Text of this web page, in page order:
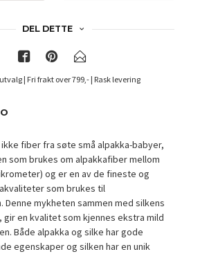
DEL DETTE
| Fri frakt over 799,- | Rask levering
fiber fra søte små alpakka-babyer,
som brukes om alpakkafiber mellom
og er en av de fineste og
som brukes til
Denne mykheten sammen med silkens
en kvalitet som kjennes ekstra mild
Både alpakka og silke har gode
egenskaper og silken har en unik